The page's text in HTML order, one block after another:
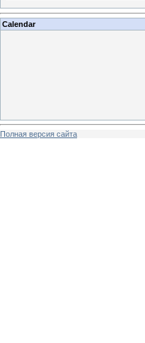
Calendar
Полная версия сайта